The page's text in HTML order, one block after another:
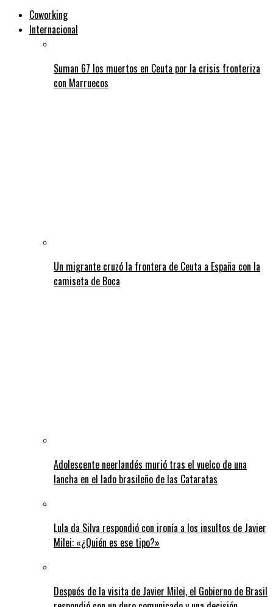
Coworking
Internacional
Suman 67 los muertos en Ceuta por la crisis fronteriza
con Marruecos
Un migrante cruzó la frontera de Ceuta a España con la
camiseta de Boca
Adolescente neerlandés murió tras el vuelco de una
lancha en el lado brasileño de las Cataratas
Lula da Silva respondió con ironía a los insultos de Javier
Milei: «¿Quién es ese tipo?»
Después de la visita de Javier Milei, el Gobierno de Brasil